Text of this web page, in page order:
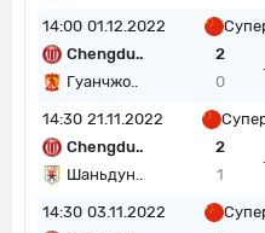
14:00 01.12.2022
Chengdu..
2
Гуанчжо..
0
14:30 21.11.2022
Chengdu..
2
Шаньдун..
1
14:30 03.11.2022